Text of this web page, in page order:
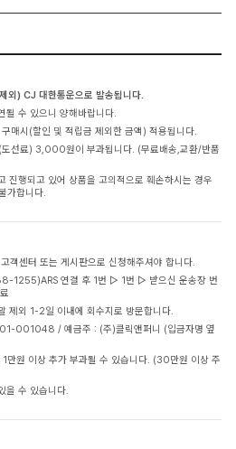
외) CJ 대한통운으로 발송됩니다.
될 수 있으니 양해바랍니다.
매시(할인 및 적립금 제외한 금액) 적용됩니다.
도선료) 3,000원이 부과됩니다. (무료배송,교환/반품
진행되고 있어 상품을 고의적으로 훼손하시는 경우
가합니다.
객센터 또는 게시판으로 신청해주셔야 합니다.
1255)ARS 연결 후 1번 ▷ 1번 ▷ 받으신 운송장 번
제외 1-2일 이내에 회수지로 방문합니다.
001048 / 예금주 : (주)클릭앤퍼니 (입금자명 옆
만원 이상 추가 부과될 수 있습니다. (30만원 이상 주
을 수 있습니다.